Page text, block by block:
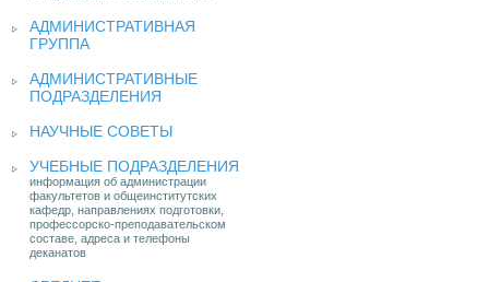
АДМИНИСТРАТИВНАЯ
ГРУППА
АДМИНИСТРАТИВНЫЕ
ПОДРАЗДЕЛЕНИЯ
НАУЧНЫЕ СОВЕТЫ
УЧЕБНЫЕ ПОДРАЗДЕЛЕНИЯ
информация об администрации
факультетов и общеинститутских
кафедр, направлениях подготовки,
профессорско-преподавательском
составе, адреса и телефоны
деканатов